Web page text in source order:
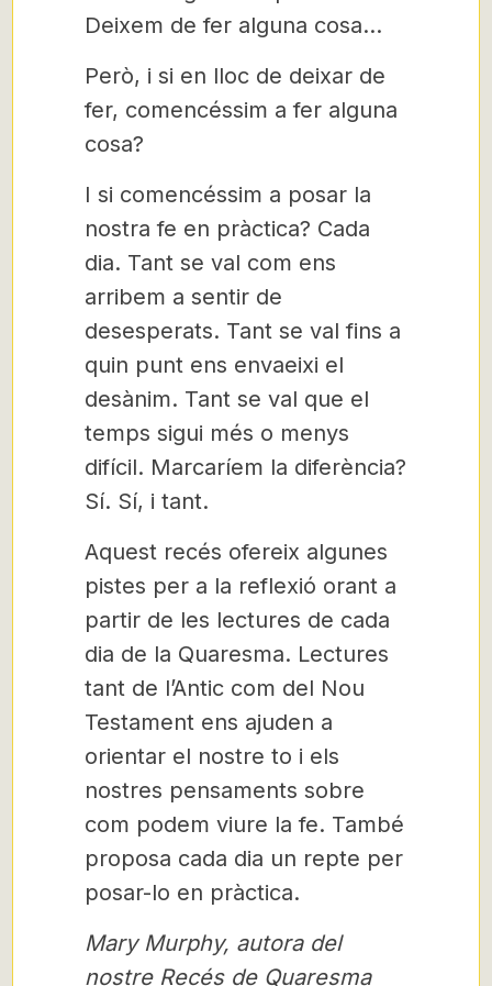
Deixem de fer alguna cosa…
Però, i si en lloc de deixar de
fer, comencéssim a fer alguna
cosa?
I si comencéssim a posar la
nostra fe en pràctica? Cada
dia. Tant se val com ens
arribem a sentir de
desesperats. Tant se val fins a
quin punt ens envaeixi el
desànim. Tant se val que el
temps sigui més o menys
difícil. Marcaríem la diferència?
Sí. Sí, i tant.
Aquest recés ofereix algunes
pistes per a la reflexió orant a
partir de les lectures de cada
dia de la Quaresma. Lectures
tant de l’Antic com del Nou
Testament ens ajuden a
orientar el nostre to i els
nostres pensaments sobre
com podem viure la fe. També
proposa cada dia un repte per
posar-lo en pràctica.
Mary Murphy, autora del
nostre Recés de Quaresma